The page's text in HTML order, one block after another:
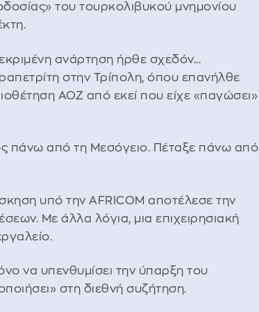
του τουρκολιβυκού μνημονίου
ανάρτηση ήρθε σχεδόν...
στην Τρίπολη, όπου επανήλθε
ΑΟΖ από εκεί που είχε «παγώσει»
πάνω από τη Μεσόγειο. Πέταξε πάνω από
υπό την AFRICOM αποτέλεσε την
Με άλλα λόγια, μια επιχειρησιακή
να υπενθυμίσει την ύπαρξη του
στη διεθνή συζήτηση.